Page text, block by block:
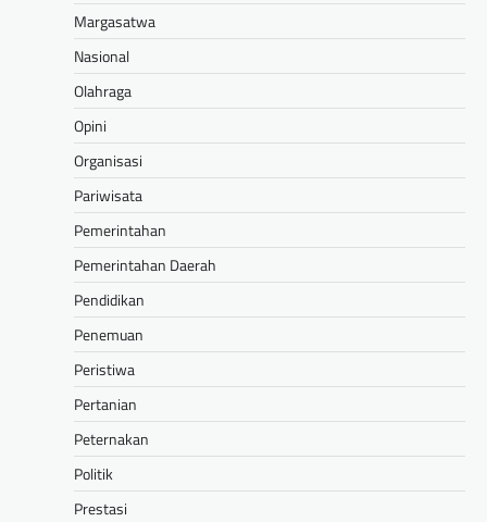
Margasatwa
Nasional
Olahraga
Opini
Organisasi
Pariwisata
Pemerintahan
Pemerintahan Daerah
Pendidikan
Penemuan
Peristiwa
Pertanian
Peternakan
Politik
Prestasi